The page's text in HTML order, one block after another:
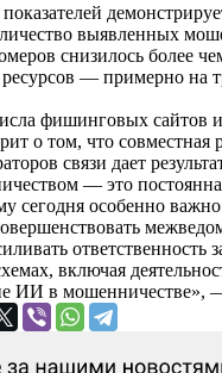
выявленных
снизилось более
— примерно на
фишинговых сайтов
о том, что совместная
связи дает
— это
сегодня особенно
ответственность
включая
ИИ в мошенничестве»,